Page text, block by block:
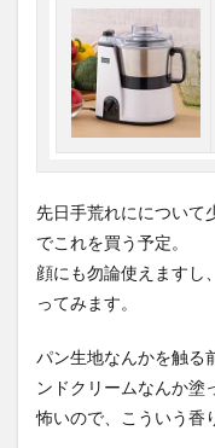
先日手荒れにについて
でこれを買う予定。
顔にも勿論使えますし
ってみます。
パン生地なんかを触る
ンドクリームなんか塗
怖いので、こういう香